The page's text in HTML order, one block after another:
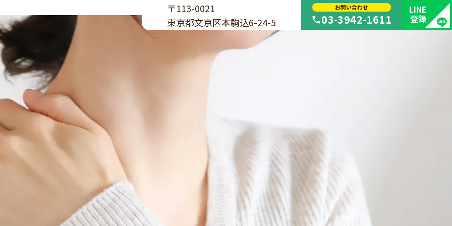
〒113-0021
東京都文京区本駒込6-24-5
お問い合わせ
03-3942-1611
LINE
登録